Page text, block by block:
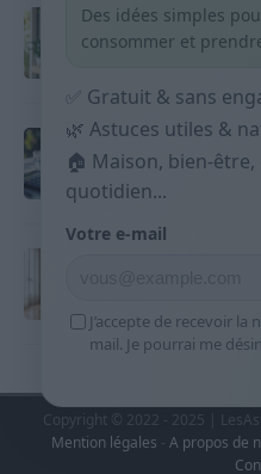
Produits
courses sans
Budget
répartir son
9 avril 2026
Sport 10
9 avril 2026
Copyright © 2022 - 2025 |
Mention légales - A propos de
Des idées simples
consommer et
✅ Gratuit & sans
🌿 Astuces utiles &
🏠 Maison, bien-
quotidien...
Votre e-mail
J’accepte de recevoir
mail. Je pourrai me